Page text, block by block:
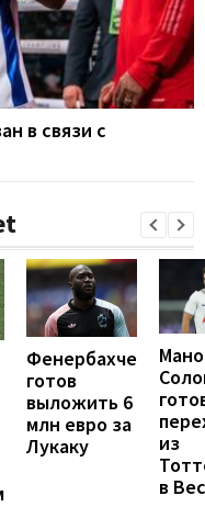
в связи с
Фенербахче
готов
выложить 6
млн евро за
Лукаку
из
в